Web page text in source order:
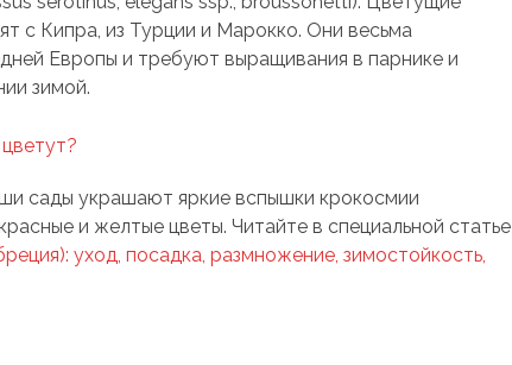
с Кипра, из Турции и Марокко. Они весьма
Европы и требуют выращивания в парнике и
зимой.
сады украшают яркие вспышки крокосмии
и желтые цветы. Читайте в специальной статье
уход, посадка, размножение, зимостойкость,